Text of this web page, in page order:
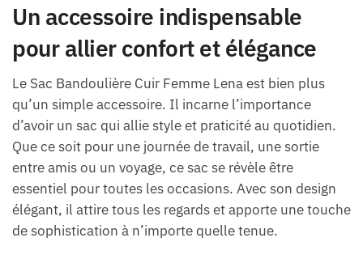
Un accessoire indispensable
pour allier confort et élégance
Le Sac Bandoulière Cuir Femme Lena est bien plus
qu’un simple accessoire. Il incarne l’importance
d’avoir un sac qui allie style et praticité au quotidien.
Que ce soit pour une journée de travail, une sortie
entre amis ou un voyage, ce sac se révèle être
essentiel pour toutes les occasions. Avec son design
élégant, il attire tous les regards et apporte une touche
de sophistication à n’importe quelle tenue.